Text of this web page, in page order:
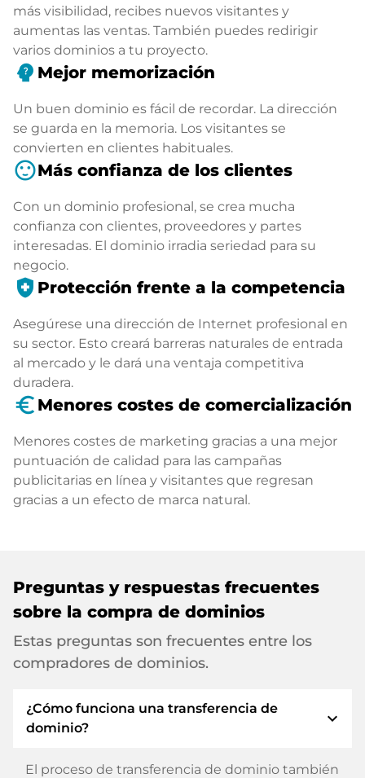
más visibilidad, recibes nuevos visitantes y
aumentas las ventas. También puedes redirigir
varios dominios a tu proyecto.
psychology_alt Mejor memorización
Un buen dominio es fácil de recordar. La dirección
se guarda en la memoria. Los visitantes se
convierten en clientes habituales.
sentiment_satisfiedMás confianza de los clientes
Con un dominio profesional, se crea mucha
confianza con clientes, proveedores y partes
interesadas. El dominio irradia seriedad para su
negocio.
health_and_safety Protección frente a la competencia
Asegúrese una dirección de Internet profesional en
su sector. Esto creará barreras naturales de entrada
al mercado y le dará una ventaja competitiva
duradera.
euro_symbol Menores costes de comercialización
Menores costes de marketing gracias a una mejor
puntuación de calidad para las campañas
publicitarias en línea y visitantes que regresan
gracias a un efecto de marca natural.
Preguntas y respuestas frecuentes
sobre la compra de dominios
Estas preguntas son frecuentes entre los
compradores de dominios.
¿Cómo funciona una transferencia de
dominio?
expand_more
El proceso de transferencia de dominio también